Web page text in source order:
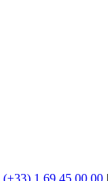
(+33) 1 69 45 00 00 |